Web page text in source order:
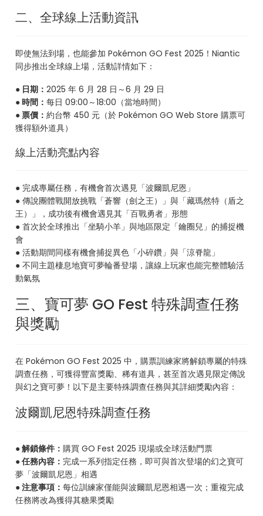
二、全球線上活動資訊
即使無法到場，也能參加 Pokémon GO Fest 2025！Niantic
同步推出全球線上場，活動詳情如下：
● 日期：2025 年 6 月 28 日～6 月 29 日
● 時間：每日 09:00～18:00（當地時間）
● 票價：約台幣 450 元（於 Pokémon GO Web Store 購票可
獲得額外道具）
線上活動亮點內容
● 完成專屬任務，有機會首次遇見「波爾凱尼恩」
● 傳說團體戰開放挑戰「蒼響（劍之王）」與「藏瑪然特（盾之
王）」，成功後有機會遇見其「百戰勇者」形態
● 首次於全球推出「坐騎小羊」與地區限定「鑰圈兒」的捕捉機
會
● 活動期間同樣有機會捕捉異色「小碎鑽」與「涼脊龍」
● 不同主題棲息地寶可夢輪番登場，讓線上玩家也能完整體驗活
動氣氛
三、寶可夢 GO Fest 特殊調查任務
與獎勵
在 Pokémon GO Fest 2025 中，購票訓練家將解鎖專屬的特殊
調查任務，可獲得豐富獎勵、稀有道具，甚至首次遇見限定傳說
與幻之寶可夢！以下是主要特殊調查任務與其詳細獎勵內容：
波爾凱尼恩特殊調查任務
● 解鎖條件：購買 GO Fest 2025 現場或全球活動門票
● 任務內容： 完成一系列指定任務，即可與首次登場的幻之寶可
夢「波爾凱尼恩」相遇
● 注意事項：每位訓練家僅能與波爾凱尼恩相遇一次；重複完成
任務將改為獲得其糖果獎勵